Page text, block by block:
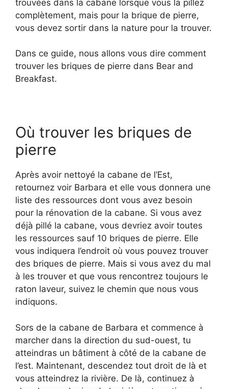
trouvées dans la cabane lorsque vous la pillez
complètement, mais pour la brique de pierre,
vous devez sortir dans la nature pour la trouver.
Dans ce guide, nous allons vous dire comment
trouver les briques de pierre dans Bear and
Breakfast.
Où trouver les briques de
pierre
Après avoir nettoyé la cabane de l’Est,
retournez voir Barbara et elle vous donnera une
liste des ressources dont vous avez besoin
pour la rénovation de la cabane. Si vous avez
déjà pillé la cabane, vous devriez avoir toutes
les ressources sauf 10 briques de pierre. Elle
vous indiquera l’endroit où vous pouvez trouver
des briques de pierre. Mais si vous avez du mal
à les trouver et que vous rencontrez toujours le
raton laveur, suivez le chemin que nous vous
indiquons.
Sors de la cabane de Barbara et commence à
marcher dans la direction du sud-ouest, tu
atteindras un bâtiment à côté de la cabane de
l’est. Maintenant, descendez tout droit de là et
vous atteindrez la rivière. De là, continuez à